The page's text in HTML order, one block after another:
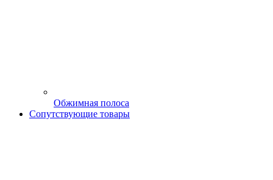
Обжимная полоса
Сопутствующие товары